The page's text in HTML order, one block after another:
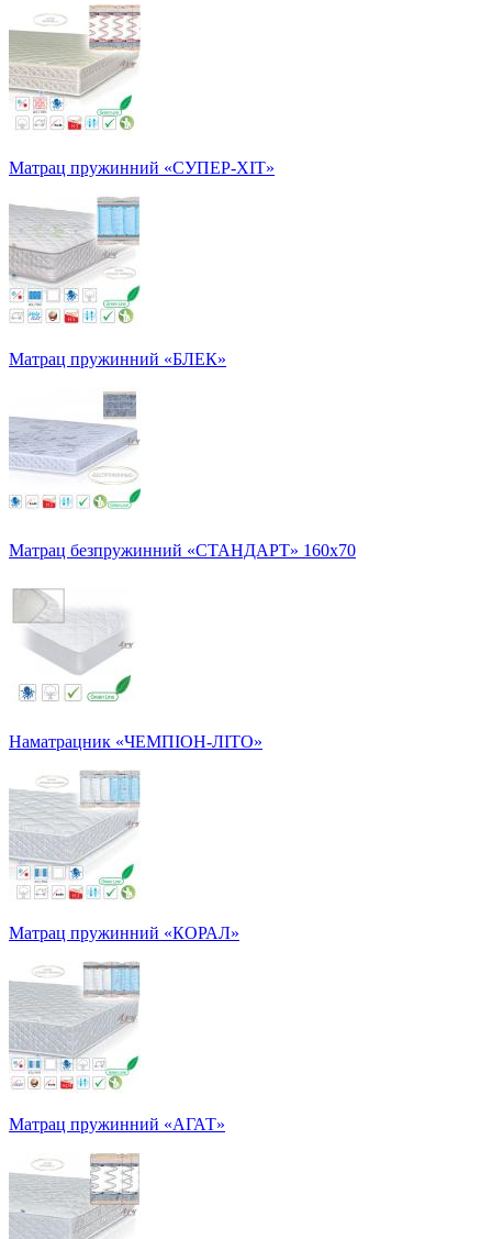
Матрац пружинний «СУПЕР-ХІТ»
Матрац пружинний «БЛЕК»
Матрац безпружинний «СТАНДАРТ» 160х70
Наматрацник «ЧЕМПІОН-ЛІТО»
Матрац пружинний «КОРАЛ»
Матрац пружинний «АГАТ»